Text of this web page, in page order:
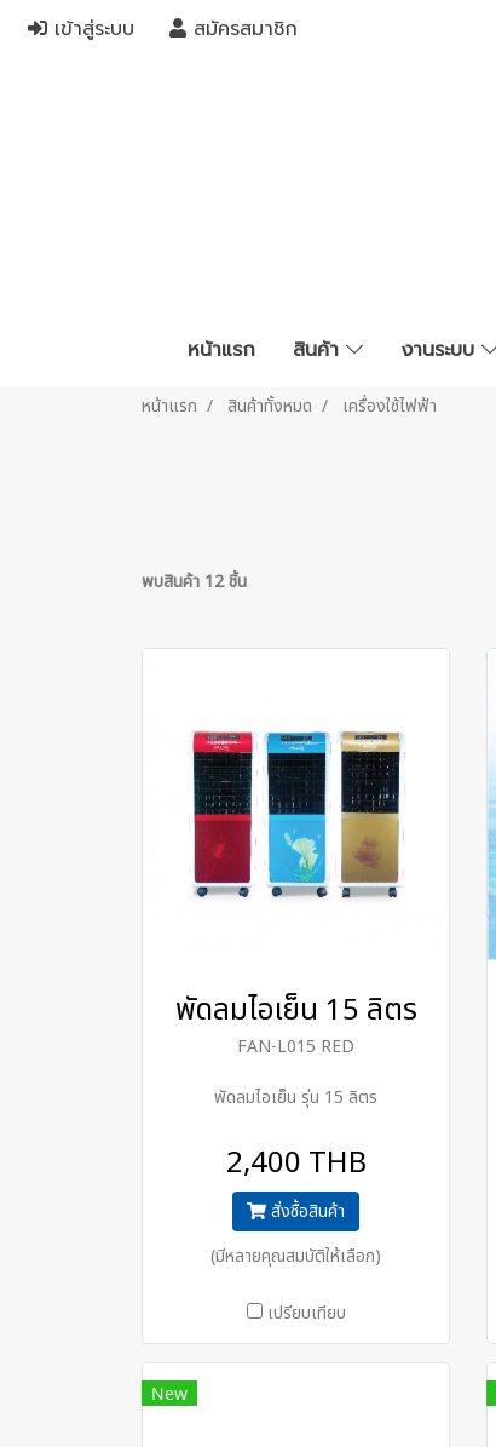
เข้าสู่ระบบ สมัครสมาชิก
หน้าแรก สินค้า งานระบบ
หน้าแรก สินค้าทั้งหมด เครื่องใช้ไฟฟ้า
พบสินค้า 12 ชิ้น
พัดลมไอเย็น 15 ลิตร
FAN-L015 RED
พัดลมไอเย็น รุ่น 15 ลิตร
2,400 THB
สั่งซื้อสินค้า
(มีหลายคุณสมบัติให้เลือก)
เปรียบเทียบ
New